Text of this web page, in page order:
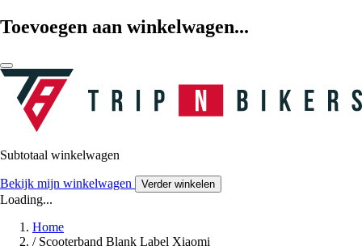
Toevoegen aan winkelwagen...
Subtotaal winkelwagen
Bekijk mijn winkelwagen Verder winkelen
Loading...
Home
/ Scooterband Blank Label Xiaomi